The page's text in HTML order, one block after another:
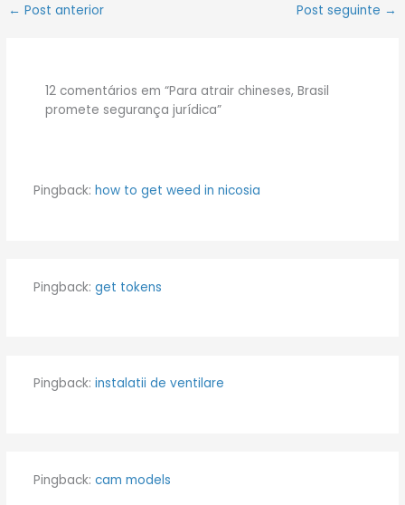
← Post anterior Post seguinte →
12 comentários em “Para atrair chineses, Brasil
promete segurança jurídica”
Pingback: how to get weed in nicosia
Pingback: get tokens
Pingback: instalatii de ventilare
Pingback: cam models